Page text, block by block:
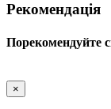
Рекомендація
Порекомендуйте
×